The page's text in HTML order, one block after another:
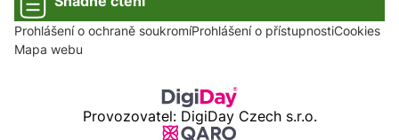
Prohlášení o ochraně soukromíProhlášení o přístupnostiCookies
Mapa webu
Provozovatel: DigiDay Czech s.r.o.